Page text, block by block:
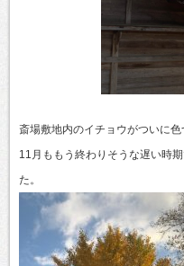
斎場敷地内のイチョウがついに色
11月ももう終わりそうな遅い時
た。